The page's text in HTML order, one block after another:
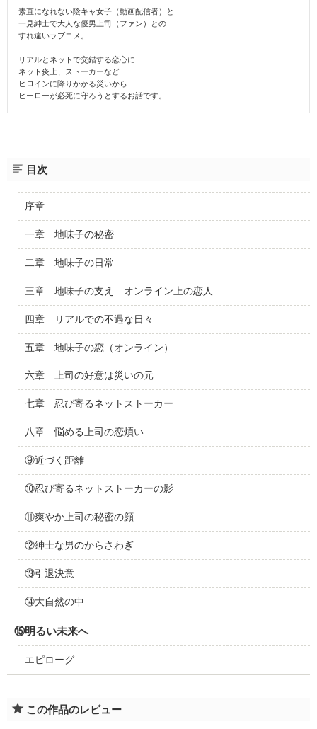
素直になれない陰キャ女子（動画配信者）と
一見紳士で大人な優男上司（ファン）との
すれ違いラブコメ。
リアルとネットで交錯する恋心に
ネット炎上、ストーカーなど
ヒロインに降りかかる災いから
ヒーローが必死に守ろうとするお話です。
目次
序章
一章 地味子の秘密
二章 地味子の日常
三章 地味子の支え オンライン上の恋人
四章 リアルでの不遇な日々
五章 地味子の恋（オンライン）
六章 上司の好意は災いの元
七章 忍び寄るネットストーカー
八章 悩める上司の恋煩い
⑨近づく距離
⑩忍び寄るネットストーカーの影
⑪爽やか上司の秘密の顔
⑫紳士な男のからさわぎ
⑬引退決意
⑭大自然の中
⑮明るい未来へ
エピローグ
この作品のレビュー